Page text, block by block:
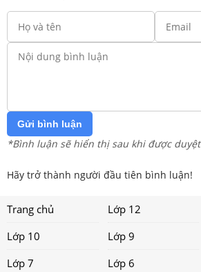
Gửi bình luận
*Bình luận sẽ hiển thị sau khi được duyệt
Hãy trở thành người đầu tiên bình luận!
Trang chủ Lớp 12
Lớp 10
Lớp 9
Lớp 7
Lớp 6